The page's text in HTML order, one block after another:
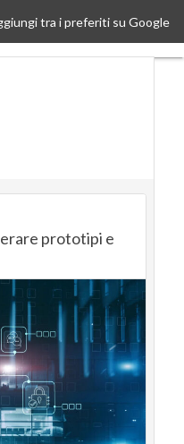
tra i preferiti su Google
prototipi e